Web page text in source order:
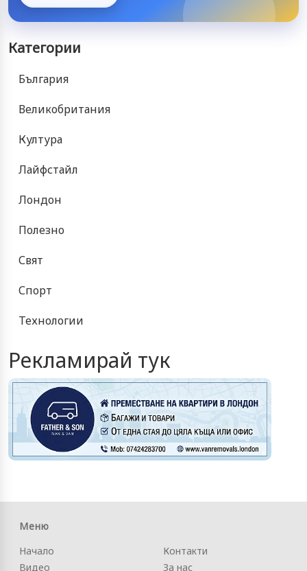
Категории
България
Великобритания
Култура
Лайфстайл
Лондон
Полезно
Свят
Спорт
Технологии
Рекламирай тук
Меню
Начало
Видео
Контакти
За нас